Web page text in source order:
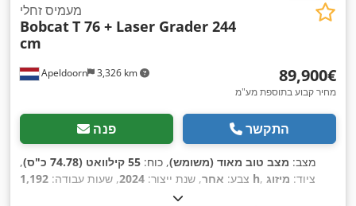
Apeldoorn 3,326 km
מעמיס זחלי
BobcatT 76 + Laser Grader 244
cm
‏89,900 ‏€
מחיר קבוע בתוספת מע"מ
פנה התקשר
מצב: מצב טוב מאוד (משומש), כוח: 55 קילוואט (74.78 כ"ס)
,
צבע: אחר, שנת ייצור: 2024, שעות עבודה: 1,192 h , ציוד: מיזוג